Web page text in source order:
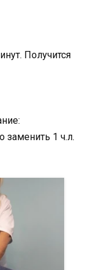
Получится
заменить 1 ч.л.